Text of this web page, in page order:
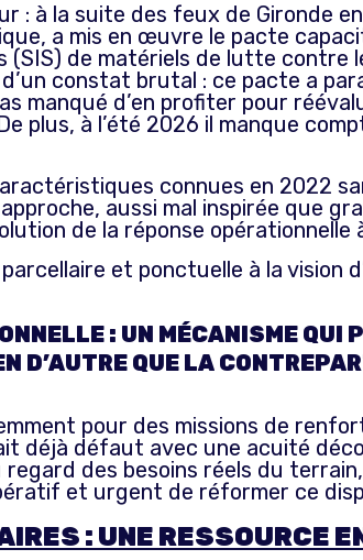
: à la suite des feux de Gironde
a mis en œuvre le pacte
(SIS) de matériels de lutte
constat brutal : ce pacte a
manqué d’en profiter pour
plus, à l’été 2026 il manque
connues en 2022
aussi mal inspirée que
de la réponse opérationnelle
et ponctuelle à la vision
: UN MÉCANISME QUI
D’AUTRE QUE LA
pour des missions de
déjà défaut avec une acuité
des besoins réels du
et urgent de réformer ce
: UNE RESSOURCE